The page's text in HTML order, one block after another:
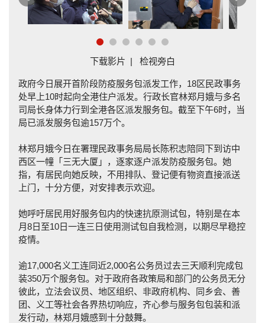
一
一
篇
下载影片 | 检视旁白
政府今日展开首阶段防疫服务包派发工作，18区民政事务
处早上10时起向全港住户派发。行政长官林郑月娥与多名
司局长身体力行到全港各区派发服务包。截至下午6时，当
局已派发服务包逾157万个。
林郑月娥今日在署理民政事务局局长陈积志陪同下到访中
西区一幢「三无大厦」，逐家逐户派发防疫服务包。她
指，有居民向她反映，不用排队、登记便有物资直接派送
上门，十分方便，对安排表示欢迎。
她呼吁居民用好服务包内的快速抗原测试包，特别是在本
月8日至10日一连三日使用测试包自我检测，以期尽早稳控
疫情。
逾17,000名义工连同近2,000名公务员过去三天顺利完成包
装350万个服务包。对于政府各政策局和部门的公务员无分
彼此，立法会议员、地区组织、非政府机构、同乡会、善
团、义工等社会各界热切响应，齐心参与服务包包装和派
发行动，林郑月娥感到十分鼓舞。